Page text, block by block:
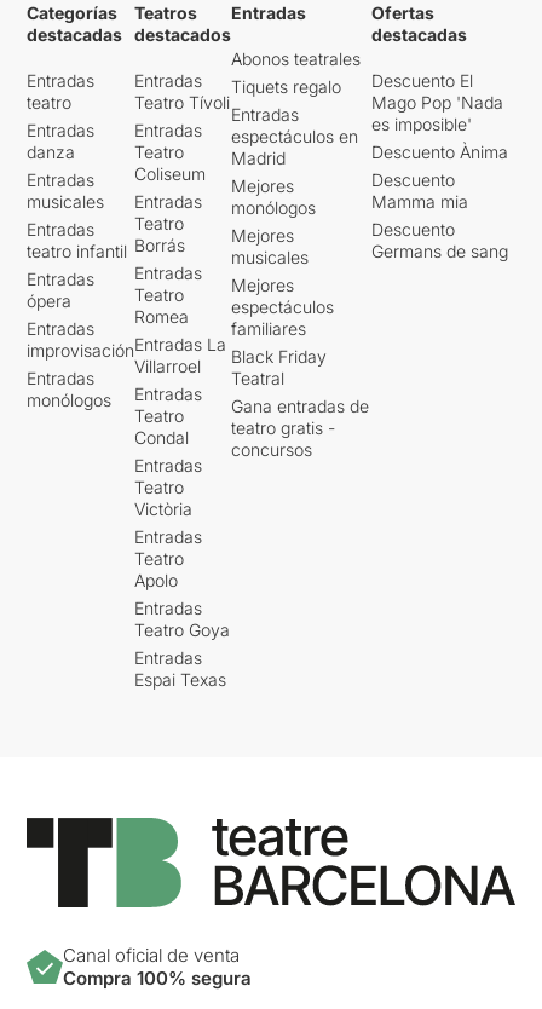
Categorías
destacadas
Entradas
teatro
Entradas
danza
Entradas
musicales
Entradas
teatro infantil
Entradas
ópera
Entradas
improvisación
Entradas
monólogos
Teatros
destacados
Entradas
Teatro Tívoli
Entradas
Teatro
Coliseum
Entradas
Teatro
Borrás
Entradas
Teatro
Romea
Entradas La
Villarroel
Entradas
Teatro
Condal
Entradas
Teatro
Victòria
Entradas
Teatro
Apolo
Entradas
Teatro Goya
Entradas
Espai Texas
Entradas
Abonos teatrales
Tiquets regalo
Entradas
espectáculos en
Madrid
Mejores
monólogos
Mejores
musicales
Mejores
espectáculos
familiares
Black Friday
Teatral
Gana entradas de
teatro gratis -
concursos
Ofertas
destacadas
Descuento El
Mago Pop 'Nada
es imposible'
Descuento Ànima
Descuento
Mamma mia
Descuento
Germans de sang
Canal oficial de venta
Compra 100% segura